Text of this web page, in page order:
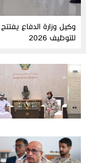
وكيل وزارة الدفاع
للتوظيف 2026